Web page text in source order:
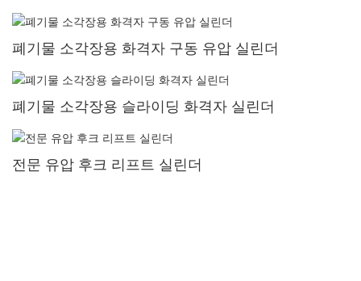
폐기물 소각장용 화격자 구동 유압 실린더
폐기물 소각장용 슬라이딩 화격자 실린더
전문 유압 후크 리프트 실린더